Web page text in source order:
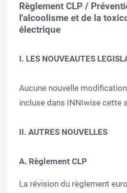
Règlement CLP /
l'alcoolisme et de la
électrique
I. LES NOUVEAUTES
Aucune nouvelle
incluse dans INNIwise cette
II. AUTRES NOUVELLES
A. Règlement CLP
La révision du règlement